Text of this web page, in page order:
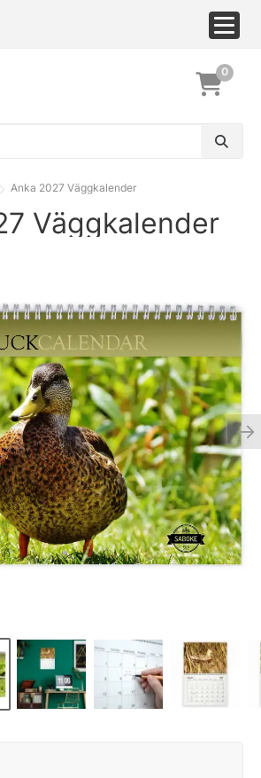
0
Anka 2027 Väggkalender
Väggkalender